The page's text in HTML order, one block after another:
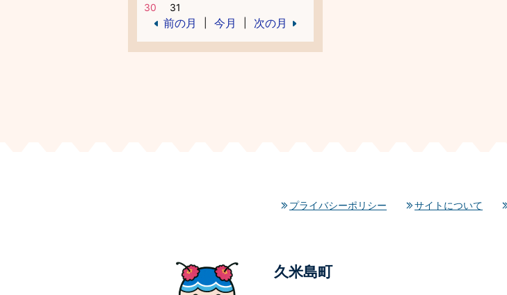
30
31
前の月 今月 次の月
プライバシーポリシー サイトについて
久米島町